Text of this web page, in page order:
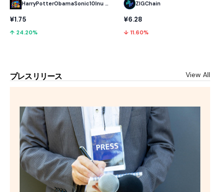
HarryPotterObamaSonic10Inu (ETH)
¥1.75
↑ 24.20%
ZIGChain
¥6.28
↓ 11.60%
プレスリリース View All